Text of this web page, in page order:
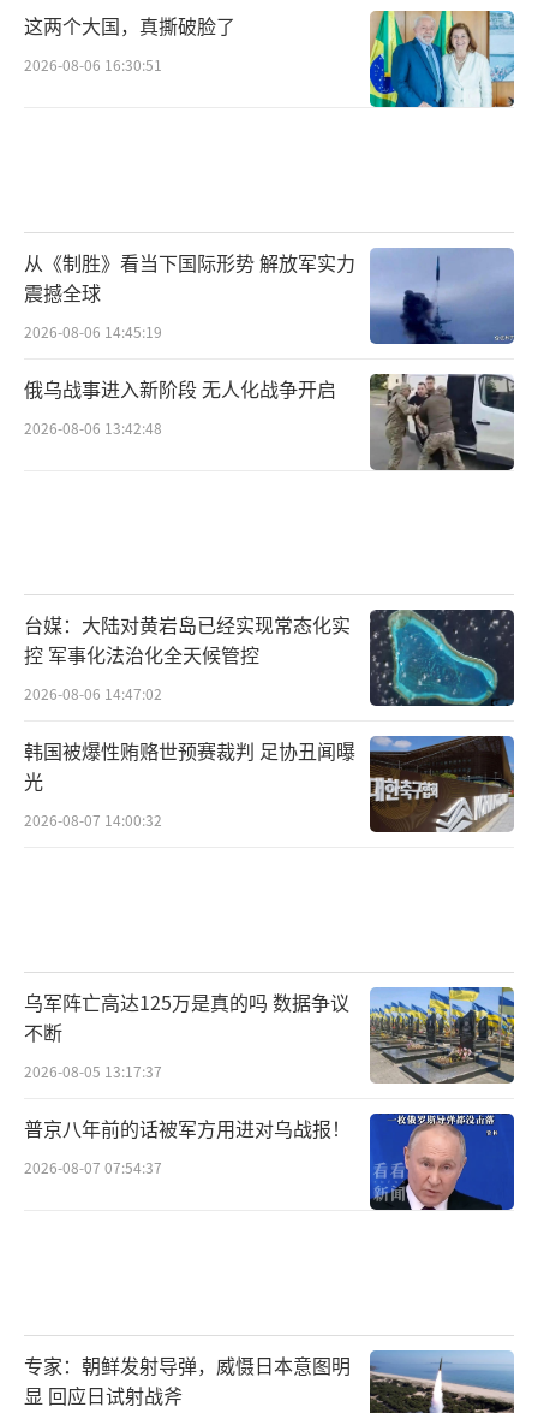
这两个大国，真撕破脸了
2026-08-06 16:30:51
从《制胜》看当下国际形势 解放军实力
震撼全球
2026-08-06 14:45:19
俄乌战事进入新阶段 无人化战争开启
2026-08-06 13:42:48
台媒：大陆对黄岩岛已经实现常态化实
控 军事化法治化全天候管控
2026-08-06 14:47:02
韩国被爆性贿赂世预赛裁判 足协丑闻曝
光
2026-08-07 14:00:32
乌军阵亡高达125万是真的吗 数据争议
不断
2026-08-05 13:17:37
普京八年前的话被军方用进对乌战报！
2026-08-07 07:54:37
专家：朝鲜发射导弹，威慑日本意图明
显 回应日试射战斧